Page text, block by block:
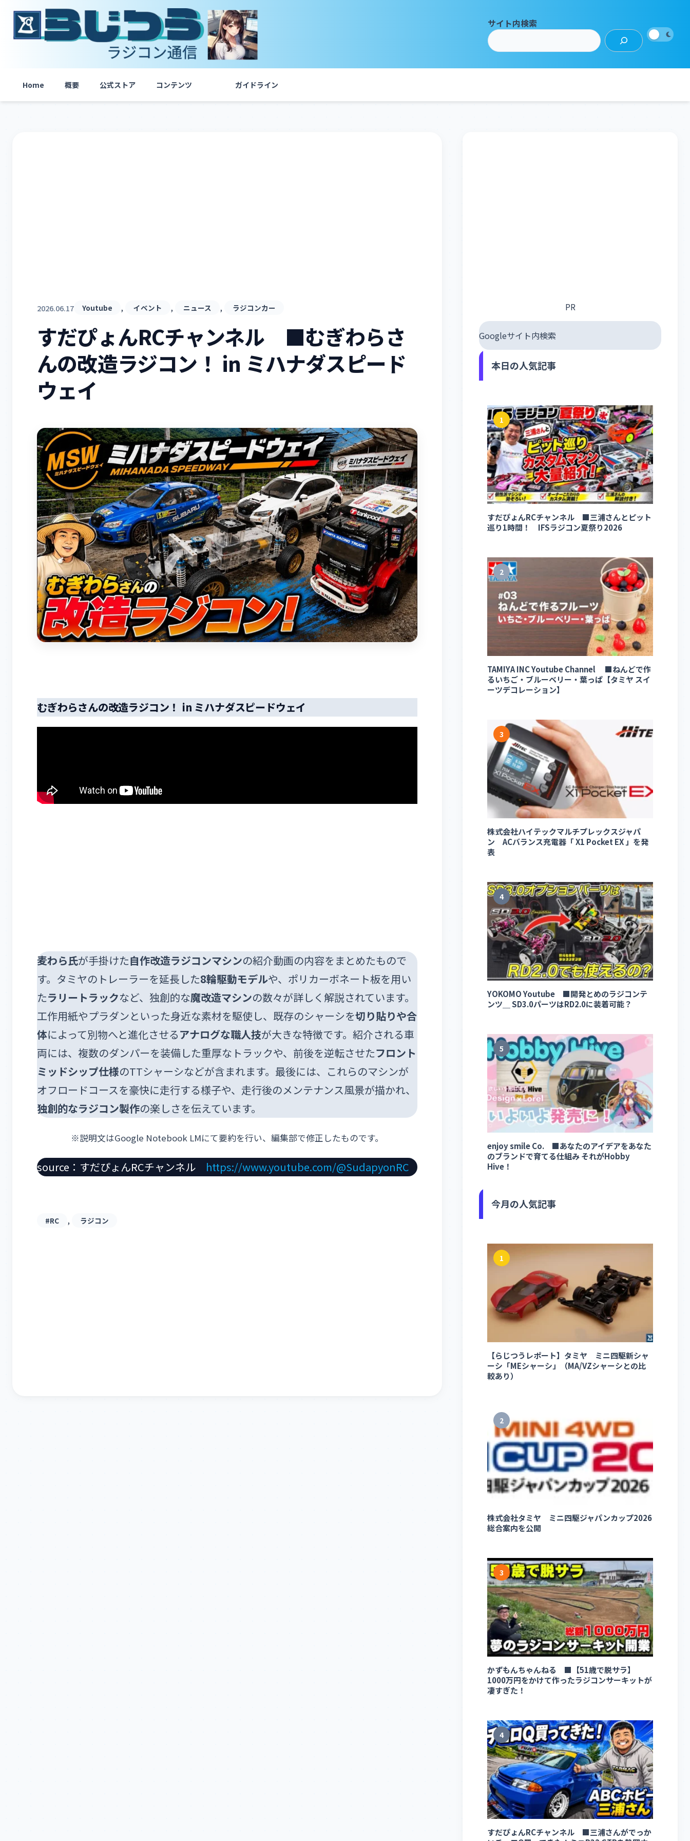
サイト内検索
Home 概要 公式ストア コンテンツ ガイドライン
2026.06.17 Youtube , イベント , ニュース , ラジコンカー
すだぴょんRCチャンネル ■むぎわらさ
んの改造ラジコン！ in ミハナダスピード
ウェイ
むぎわらさんの改造ラジコン！ in ミハナダスピードウェイ
麦わら氏が手掛けた自作改造ラジコンマシンの紹介動画の内容をまとめたもので
す。タミヤのトレーラーを延長した8輪駆動モデルや、ポリカーボネート板を用い
たラリートラックなど、独創的な魔改造マシンの数々が詳しく解説されています。
工作用紙やプラダンといった身近な素材を駆使し、既存のシャーシを切り貼りや合
体によって別物へと進化させるアナログな職人技が大きな特徴です。紹介される車
両には、複数のダンパーを装備した重厚なトラックや、前後を逆転させたフロント
ミッドシップ仕様のTTシャーシなどが含まれます。最後には、これらのマシンが
オフロードコースを豪快に走行する様子や、走行後のメンテナンス風景が描かれ、
独創的なラジコン製作の楽しさを伝えています。
※説明文はGoogle Notebook LMにて要約を行い、編集部で修正したものです。
source：すだぴょんRCチャンネル https://www.youtube.com/@SudapyonRC
#RC , ラジコン
PR
Googleサイト内検索
本日の人気記事
1
すだぴょんRCチャンネル ■三浦さんとピット
巡り1時間！ IFSラジコン夏祭り2026
2
TAMIYA INC Youtube Channel ■ねんどで作
るいちご・ブルーベリー・葉っぱ【タミヤ スイ
ーツデコレーション】
3
株式会社ハイテックマルチプレックスジャパ
ン ACバランス充電器「 X1 Pocket EX 」を発
表
4
YOKOMO Youtube ■開発とめのラジコンテ
ンツ＿ SD3.0パーツはRD2.0に装着可能？
5
enjoy smile Co. ■あなたのアイデアをあなた
のブランドで育てる仕組み それがHobby
Hive！
今月の人気記事
1
【らじつうレポート】タミヤ ミニ四駆新シャ
ーシ「MEシャーシ」（MA/VZシャーシとの比
較あり）
2
株式会社タミヤ ミニ四駆ジャパンカップ2026
総合案内を公開
3
かずもんちゃんねる ■【51歳で脱サラ】
1000万円をかけて作ったラジコンサーキットが
凄すぎた！
4
すだぴょんRCチャンネル ■三浦さんがでっか